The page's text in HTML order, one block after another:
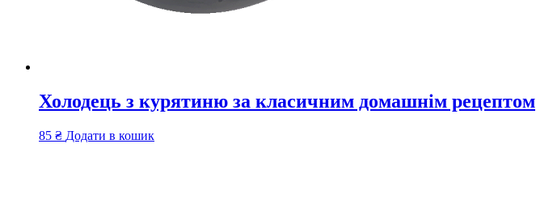
Холодець з курятиню за класичним домашнім рецептом
85 ₴ Додати в кошик